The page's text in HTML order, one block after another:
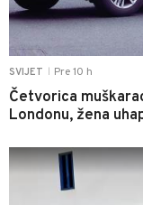
SVIJET Pre 10 h
Četvorica
Londonu, žena